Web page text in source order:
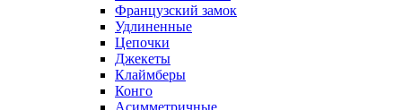
Французский замок
Удлиненные
Цепочки
Джекеты
Клаймберы
Конго
Асимметричные